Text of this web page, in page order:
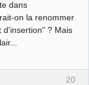
dans
on la renommer
d'insertion" ? Mais
20